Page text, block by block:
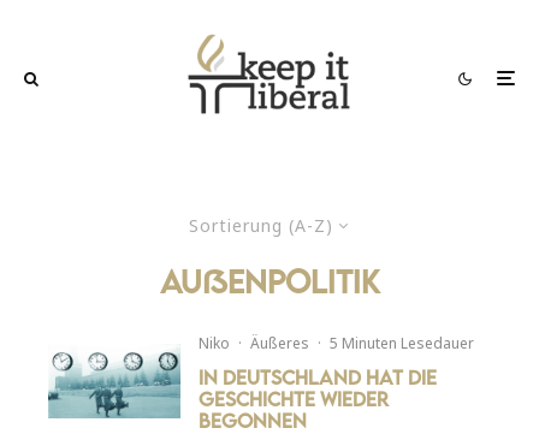
Sortierung (A-Z)
Außenpolitik
Niko · Äußeres · 5 Minuten Lesedauer
In Deutschland hat die
Geschichte wieder
begonnen